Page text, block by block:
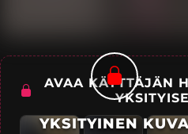
YKSITYINEN
AVAA KÄYTTÄJÄN